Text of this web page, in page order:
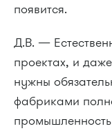
появится.
Д.В. —
проектах, и
нужны
фабриками